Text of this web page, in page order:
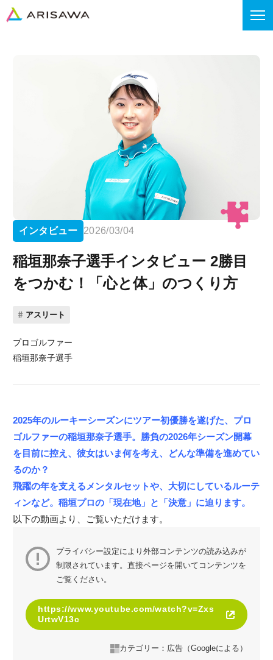
インタビュー 2026/03/04
稲垣那奈子選手インタビュー 2勝目
をつかむ！「心と体」のつくり方
アスリート
プロゴルファー
稲垣那奈子選手
2025年のルーキーシーズンにツアー初優勝を遂げた、プロ
ゴルファーの稲垣那奈子選手。勝負の2026年シーズン開幕
を目前に控え、彼女はいま何を考え、どんな準備を進めてい
るのか？
飛躍の年を支えるメンタルセットや、大切にしているルーテ
ィンなど。 稲垣プロの「現在地」と「決意」に迫ります。
以下の動画より、ご覧いただけます。
プライバシー設定により外部コンテンツの読み込みが
制限されています。 直接ページを開いてコンテンツを
ご覧ください。
https://www.youtube.com/watch?v=Zxs
UrtwV13c
カテゴリー：広告（Googleによる）